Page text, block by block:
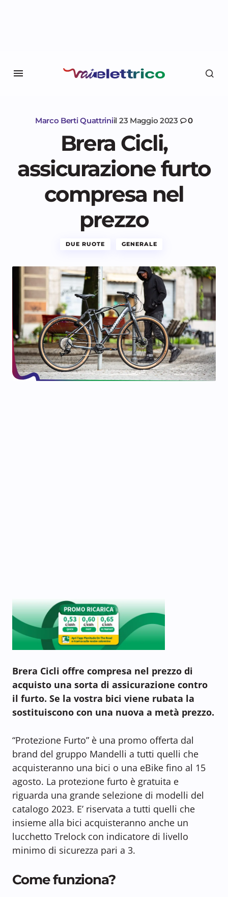
Marco Berti Quattriniil 23 Maggio 2023 0
Brera Cicli,
assicurazione furto
compresa nel
prezzo
DUE RUOTE GENERALE
Brera Cicli offre compresa nel prezzo di
acquisto una sorta di assicurazione contro
il furto. Se la vostra bici viene rubata la
sostituiscono con una nuova a metà prezzo.
“Protezione Furto” è una promo offerta dal
brand del gruppo Mandelli a tutti quelli che
acquisteranno una bici o una eBike fino al 15
agosto. La protezione furto è gratuita e
riguarda una grande selezione di modelli del
catalogo 2023. E’ riservata a tutti quelli che
insieme alla bici acquisteranno anche un
lucchetto Trelock con indicatore di livello
minimo di sicurezza pari a 3.
Come funziona?